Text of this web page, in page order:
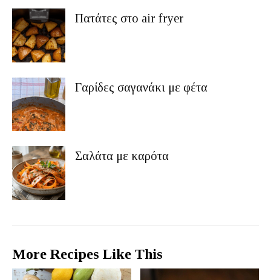
Πατάτες στο air fryer
Γαρίδες σαγανάκι με φέτα
Σαλάτα με καρότα
More Recipes Like This